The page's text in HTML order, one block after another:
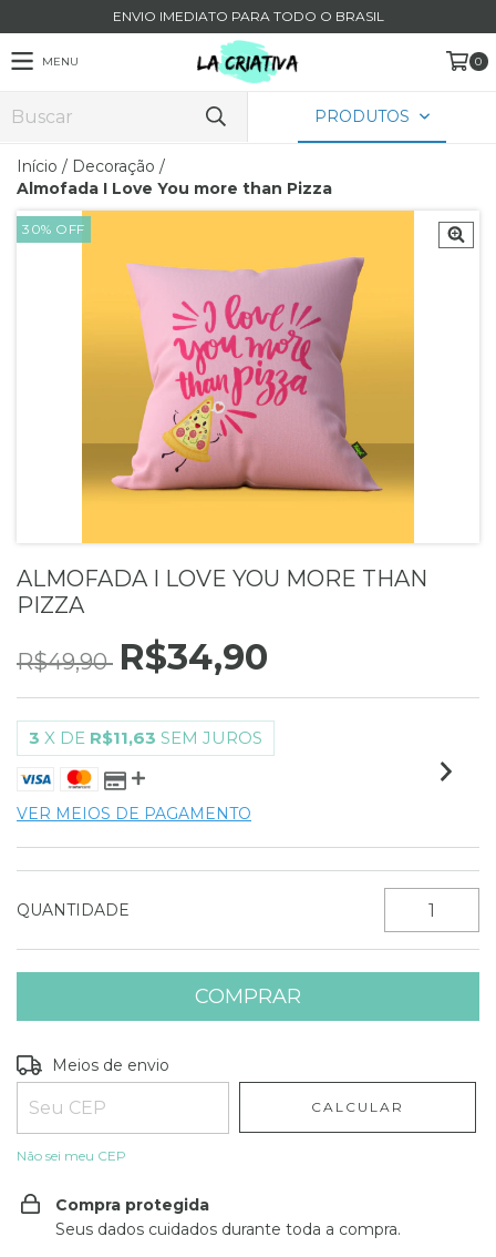
ENVIO IMEDIATO PARA TODO O BRASIL
MENU 0
PRODUTOS
Início / Decoração /
Almofada I Love You more than Pizza
30% OFF
ALMOFADA I LOVE YOU MORE THAN
PIZZA
R$49,90 R$34,90
3 X DE R$11,63 SEM JUROS
VER MEIOS DE PAGAMENTO
QUANTIDADE
Entregas para o CEP:
Meios de envio
CALCULAR
Não sei meu CEP
Compra protegida
Seus dados cuidados durante toda a compra.